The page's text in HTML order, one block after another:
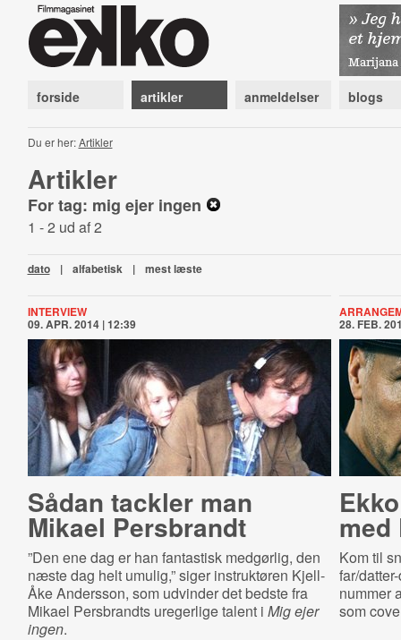
forside artikler anmeldelser blogs
Du er her:Artikler
Artikler
For tag: mig ejer ingen
1 - 2 ud af 2
dato | alfabetisk | mest læste
INTERVIEW
09. APR. 2014 | 12:39
Sådan tackler man
Mikael Persbrandt
”Den ene dag er han fantastisk medgørlig, den
næste dag helt umulig,” siger instruktøren Kjell-
Åke Andersson, som udvinder det bedste fra
Mikael Persbrandts uregerlige talent i Mig ejer
ingen.
28. FEB.
med
Kom til
far/
nummer
som